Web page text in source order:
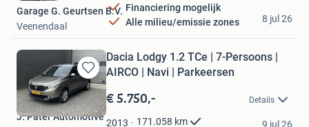
Financiering mogelijk
Alle milieu/emissie zones
Garage G. Geurtsen B.V.
Veenendaal
8 jul 26
Bewaren
in
Mijn
Favorieten
Dacia Lodgy 1.2 TCe | 7-Persoons |
AIRCO | Navi | Parkeersen
€ 5.750,- Details
2013 171.058 km
J. Pater Automotive
9 jul 26